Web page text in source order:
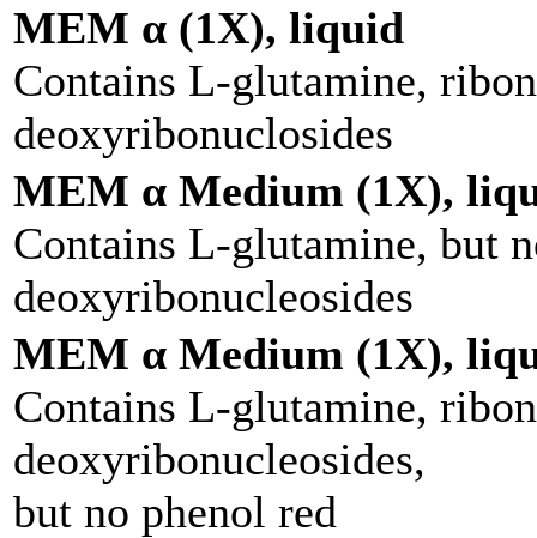
MEM α (1X), liquid
Contains L-glutamine,
deoxyribonuclosides
MEM α Medium (1X),
Contains L-glutamine, but
deoxyribonucleosides
MEM α Medium (1X),
Contains L-glutamine,
deoxyribonucleosides,
but no phenol red